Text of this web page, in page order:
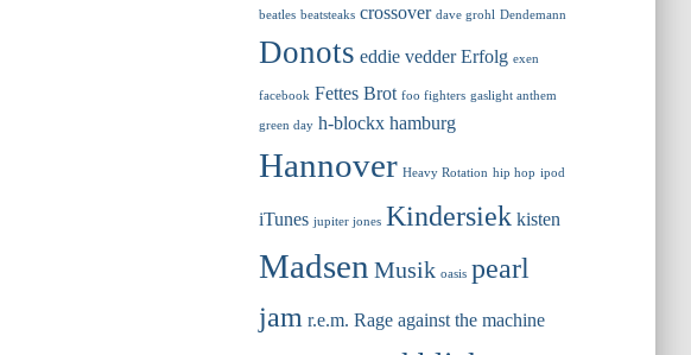
beatles beatsteaks crossover dave grohl Dendemann
Donots eddie vedder Erfolg exen
facebook Fettes Brot foo fighters gaslight anthem
green day h-blockx hamburg
Hannover Heavy Rotation hip hop ipod
iTunes jupiter jones Kindersiek kisten
Madsen Musik oasis pearl
jam r.e.m. Rage against the machine